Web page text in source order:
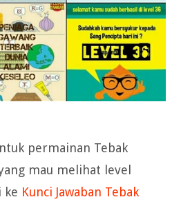
permainan Tebak
mau melihat level
ke Kunci Jawaban Tebak